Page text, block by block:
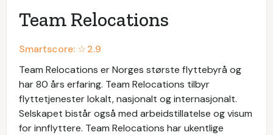
Team Relocations
Smartscore: ☆2.9
Team Relocations er Norges største flyttebyrå og
har 80 års erfaring. Team Relocations tilbyr
flyttetjenester lokalt, nasjonalt og internasjonalt.
Selskapet bistår også med arbeidstillatelse og visum
for innflyttere. Team Relocations har ukentlige